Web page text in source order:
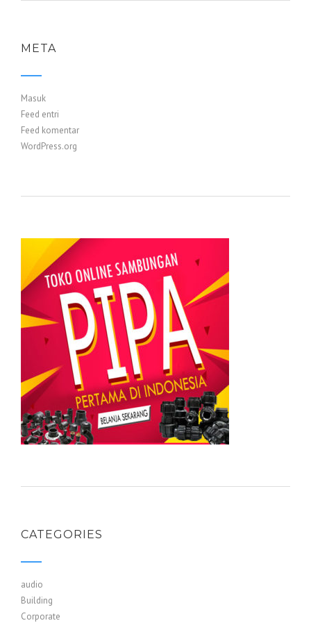
META
Masuk
Feed entri
Feed komentar
WordPress.org
CATEGORIES
audio
Building
Corporate